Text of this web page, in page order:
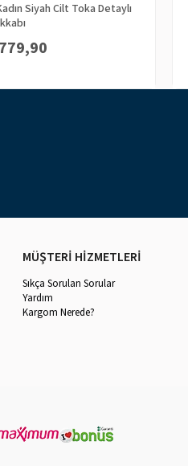
Siyah Cilt Toka Detaylı
MÜŞTERİ HİZMETLERİ
Sıkça Sorulan Sorular
Yardım
Kargom Nerede?